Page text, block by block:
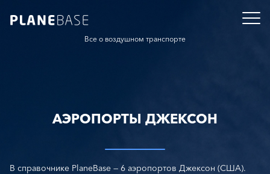
Все о воздушном транспорте
АЭРОПОРТЫ ДЖЕКСОН
В справочнике PlaneBase — 6 аэропортов Джексон (США).